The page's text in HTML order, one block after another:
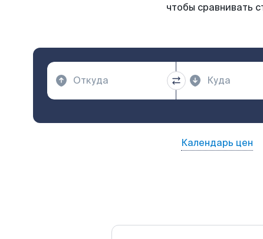
чтобы сравнивать
Календарь цен